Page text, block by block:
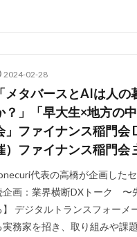
2024-02-28
メタバースとAIは人の
？」「早大生×地方の
」ファイナンス稲門会
）ファイナンス稲門会
代表の高橋が企画した
企画：業界横断DXトーク 〜
】 デジタルトランスフォーメ
実務家を招き、取り組みや課